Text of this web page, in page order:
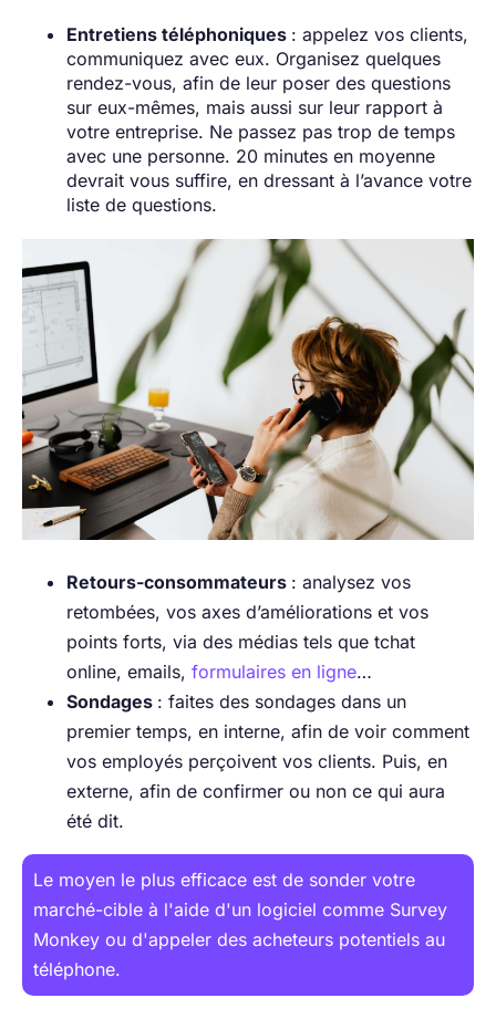
Entretiens téléphoniques : appelez vos clients,
communiquez avec eux. Organisez quelques
rendez-vous, afin de leur poser des questions
sur eux-mêmes, mais aussi sur leur rapport à
votre entreprise. Ne passez pas trop de temps
avec une personne. 20 minutes en moyenne
devrait vous suffire, en dressant à l’avance votre
liste de questions.
Retours-consommateurs : analysez vos
retombées, vos axes d’améliorations et vos
points forts, via des médias tels que tchat
online, emails, formulaires en ligne…
Sondages : faites des sondages dans un
premier temps, en interne, afin de voir comment
vos employés perçoivent vos clients. Puis, en
externe, afin de confirmer ou non ce qui aura
été dit.
Le moyen le plus efficace est de sonder votre
marché-cible à l'aide d'un logiciel comme Survey
Monkey ou d'appeler des acheteurs potentiels au
téléphone.